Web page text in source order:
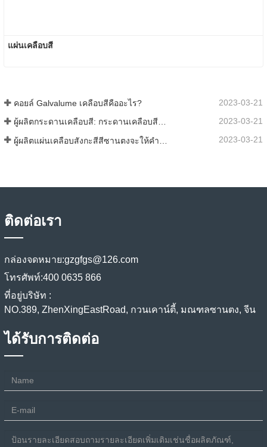
แผ่นเคลือบสี
คอยล์ Galvalume เคลือบสีคืออะไร? 2023-03-21
ผู้ผลิตกระดานเคลือบสี: กระดานเคลือบสีเกล็ดหิมะสำหรับเครื่องประดับรีดออกจากสายการผลิตอย่างถูกต้อง 2023-03-21
2023-03-21
ติดต่อเรา
กล่องจดหมาย:gzgfgs@126.com
โทรศัพท์:400 0635 866
ที่อยู่บริษัท :
NO.389, ZhenXingEastRoad, กวนเคาน์ตี้, มณฑลซานตง, จีน
ได้รับการติดต่อ